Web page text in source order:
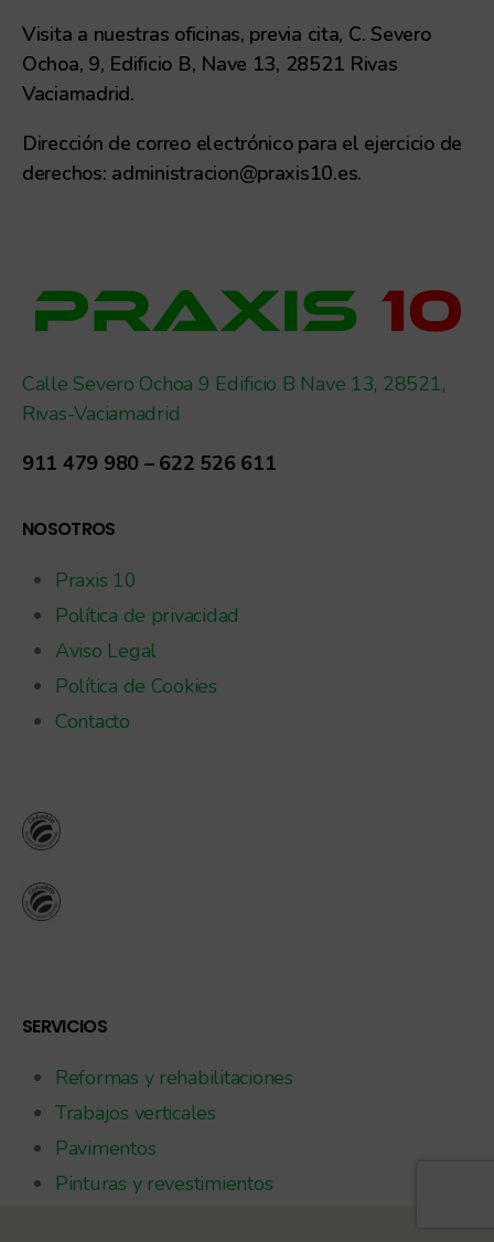
Visita a nuestras oficinas, previa cita, C. Severo
Ochoa, 9, Edificio B, Nave 13, 28521 Rivas
Vaciamadrid.
Dirección de correo electrónico para el ejercicio de
derechos: administracion@praxis10.es.
Calle Severo Ochoa 9 Edificio B Nave 13, 28521,
Rivas-Vaciamadrid
911 479 980 – 622 526 611
NOSOTROS
Praxis 10
Política de privacidad
Aviso Legal
Política de Cookies
Contacto
SERVICIOS
Reformas y rehabilitaciones
Trabajos verticales
Pavimentos
Pinturas y revestimientos